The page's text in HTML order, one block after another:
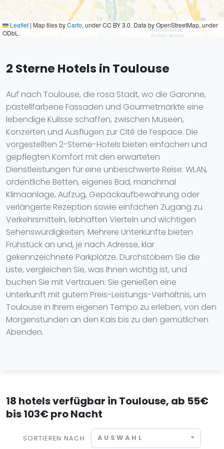
Leaflet | Map tiles byCarto, under CC BY 3.0. Data by OpenStreetMap, under
ODbL.
2 Sterne Hotels in Toulouse
Auf nach Toulouse, die rosa Stadt, wo die Garonne,
pastellfarbene Fassaden und Gourmetmärkte eine
lebendige Kulisse schaffen, zwischen Museen,
Konzerten und Ausflügen zur Cité de l’espace. Die
vorgestellten 2-Sterne-Hotels bieten einfachen und
gepflegten Komfort mit den erwarteten
Dienstleistungen für eine unbeschwerte Reise: WLAN,
ordentliche Betten, eigenes Bad, manchmal
Klimaanlage, Aufzug, Gepäckaufbewahrung oder
verlängerte Rezeption sowie einfachen Zugang zu
Verkehrsmitteln, lebhaften Vierteln und wichtigen
Sehenswürdigkeiten. Mehrere Unterkünfte bieten
Frühstück an und, je nach Adresse, klar
gekennzeichnete Parkplätze. Durchstöbern Sie die
Liste, vergleichen Sie, was Ihnen wichtig ist, und
buchen Sie mit Vertrauen: Sie genießen eine
Unterkunft mit gutem Preis-Leistungs-Verhältnis, um
Toulouse in Ihrem eigenen Tempo zu erleben, von den
Morgenstunden an den Kais bis zu den gemütlichen
Abenden.
18 hotels verfügbar in Toulouse, ab 55€
bis 103€ pro Nacht
SORTIEREN NACH AUSWAHL